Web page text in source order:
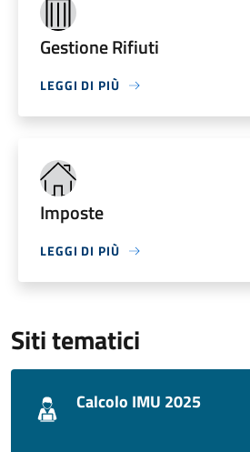
Gestione Rifiuti
LEGGI DI PIÙ
Imposte
LEGGI DI PIÙ
Siti tematici
Calcolo IMU 2025